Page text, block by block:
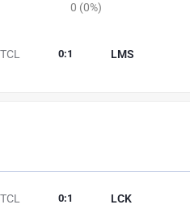
0 (0%)
TCL LMS
0:1
TCL LCK
0:1